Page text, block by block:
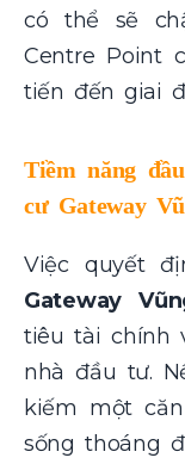
có thể sẽ
Centre Point
tiến đến giai
Tiềm năng
cư Gateway
Việc quyết
Gateway
tiêu tài chính
nhà đầu tư.
kiếm một
sống thoáng